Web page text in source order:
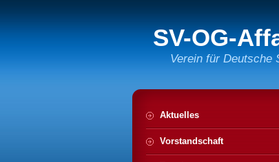
SV-OG-
Verein für Deutsche
Aktuelles
Vorstandschaft